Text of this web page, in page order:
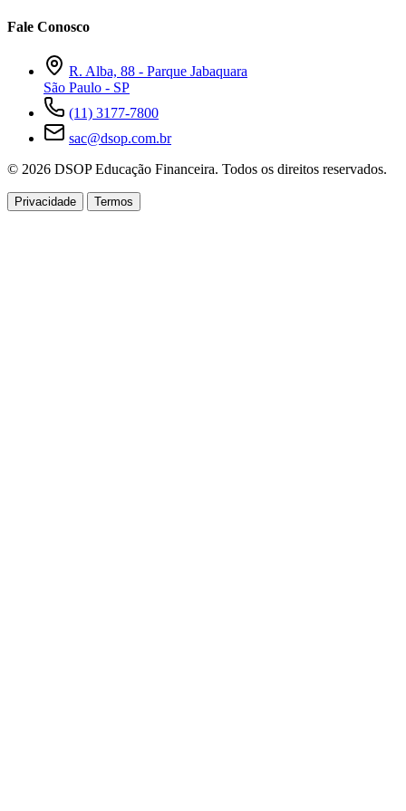
Fale Conosco
R. Alba, 88 - Parque Jabaquara
São Paulo - SP
(11) 3177-7800
sac@dsop.com.br
© 2026 DSOP Educação Financeira. Todos os direitos reservados.
Privacidade Termos